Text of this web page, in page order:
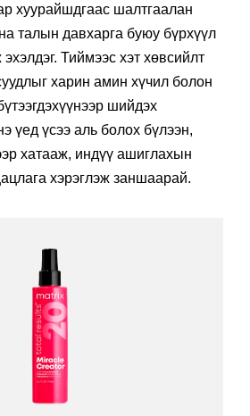
хуурайшдгаас шалтгаалан
талын давхарга буюу бүрхүүл
Тиймээс хэт хөвсийлт
харин амин хүчил болон
шийдэх
үед үсээ аль болох бүлээн,
хатааж, индүү ашиглахын
хэрэглэж заншаарай.